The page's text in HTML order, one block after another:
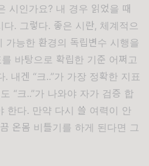
시인가요? 내 경우 읽었을 때
다. 그렇다. 좋은 시란, 체계적으
능한 환경의 독립변수 시행을
바탕으로 확립한 기준 어쩌고
내겐 “크..”가 가장 정확한 지표
“크..”가 나와야 자가 검증 합
한다. 만약 다시 쓸 여력이 안
온몸 비틀기를 하게 된다면 그